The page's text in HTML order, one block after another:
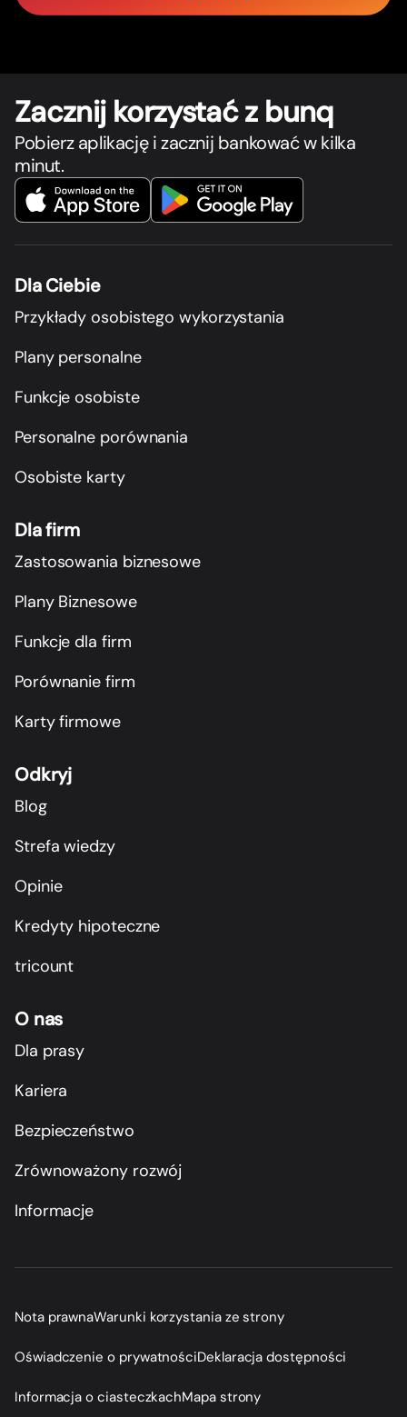
Zacznij korzystać z bunq
Pobierz aplikację i zacznij bankować w kilka
minut.
Dla Ciebie
Przykłady osobistego wykorzystania
Plany personalne
Funkcje osobiste
Personalne porównania
Osobiste karty
Dla firm
Zastosowania biznesowe
Plany Biznesowe
Funkcje dla firm
Porównanie firm
Karty firmowe
Odkryj
Blog
Strefa wiedzy
Opinie
Kredyty hipoteczne
tricount
O nas
Dla prasy
Kariera
Bezpieczeństwo
Zrównoważony rozwój
Informacje
Nota prawnaWarunki korzystania ze strony
Oświadczenie o prywatnościDeklaracja dostępności
Informacja o ciasteczkachMapa strony